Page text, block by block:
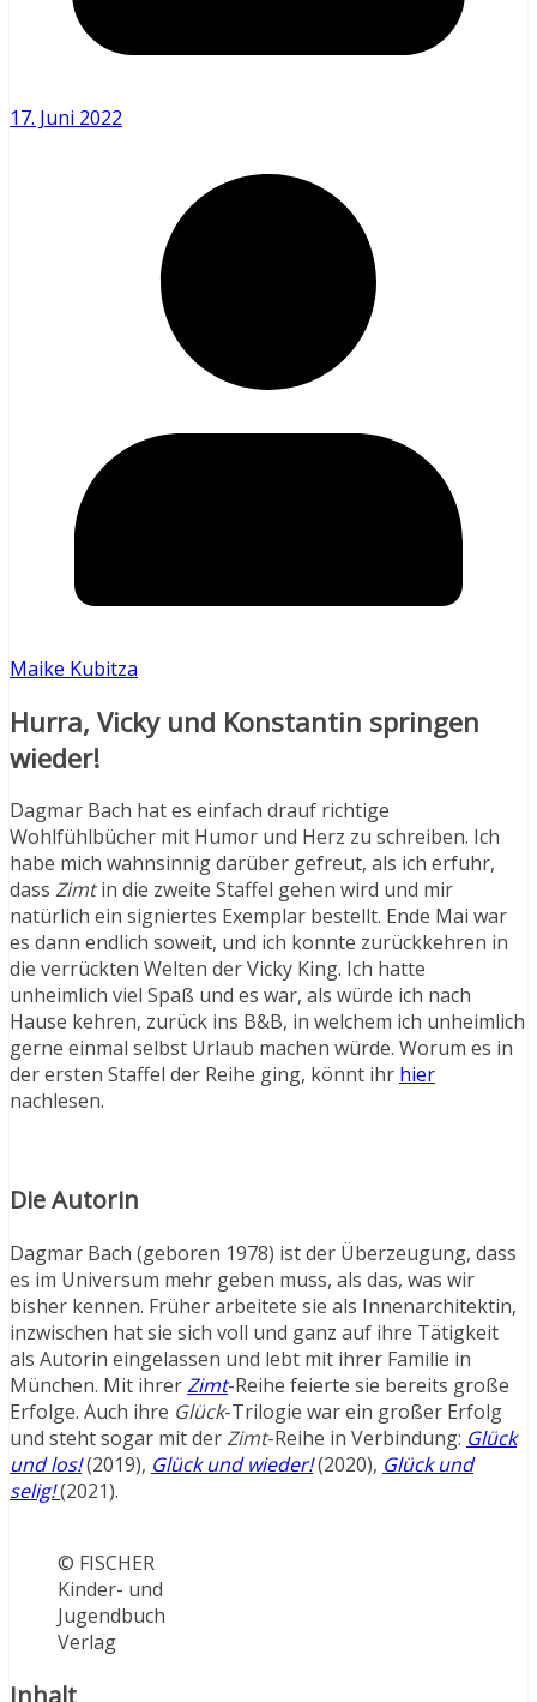
17. Juni 2022
Maike Kubitza
Hurra, Vicky und Konstantin springen
wieder!
Dagmar Bach hat es einfach drauf richtige
Wohlfühlbücher mit Humor und Herz zu schreiben. Ich
habe mich wahnsinnig darüber gefreut, als ich erfuhr,
dass Zimtin die zweite Staffel gehen wird und mir
natürlich ein signiertes Exemplar bestellt. Ende Mai war
es dann endlich soweit, und ich konnte zurückkehren in
die verrückten Welten der Vicky King. Ich hatte
unheimlich viel Spaß und es war, als würde ich nach
Hause kehren, zurück ins B&B, in welchem ich unheimlich
gerne einmal selbst Urlaub machen würde. Worum es in
der ersten Staffel der Reihe ging, könnt ihr hier
nachlesen.
Die Autorin
Dagmar Bach (geboren 1978) ist der Überzeugung, dass
es im Universum mehr geben muss, als das, was wir
bisher kennen. Früher arbeitete sie als Innenarchitektin,
inzwischen hat sie sich voll und ganz auf ihre Tätigkeit
als Autorin eingelassen und lebt mit ihrer Familie in
München. Mit ihrerZimt-Reihe feierte sie bereits große
Erfolge. Auch ihre Glück-Trilogie war ein großer Erfolg
und steht sogar mit derZimt-Reihe in Verbindung: Glück
und los!(2019), Glück und wieder!(2020), Glück und
selig!(2021).
© FISCHER
Kinder- und
Jugendbuch
Verlag